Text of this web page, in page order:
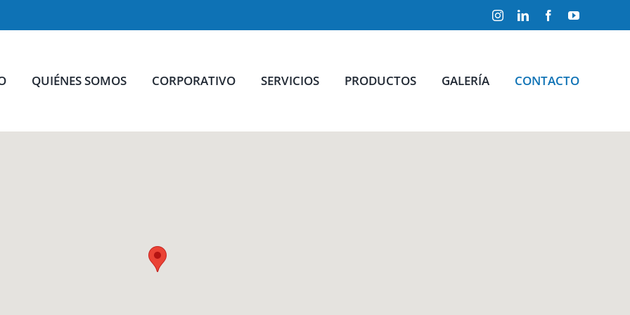
InstagramLinkedInFacebookYouTube
QUIÉNES SOMOS CORPORATIVO SERVICIOS PRODUCTOS GALERÍA CONTACTO